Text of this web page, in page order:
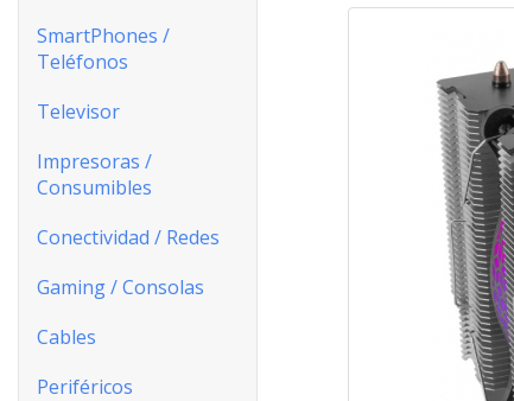
SmartPhones /
Teléfonos
Televisor
Impresoras /
Consumibles
Conectividad / Redes
Gaming / Consolas
Cables
Periféricos